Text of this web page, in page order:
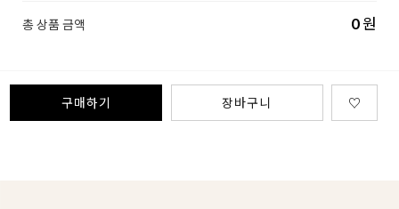
총 상품 금액 0원
구매하기 장바구니 ♡